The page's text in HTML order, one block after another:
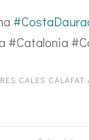
#Catalonia
CALES